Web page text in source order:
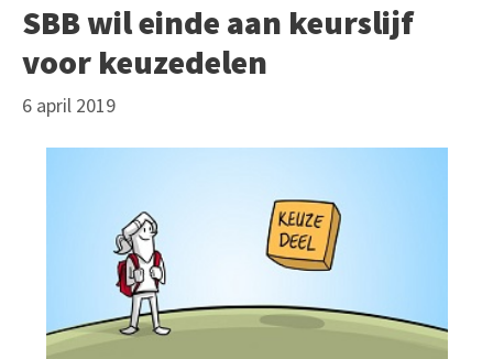
SBB wil einde aan keurslijf
voor keuzedelen
6 april 2019